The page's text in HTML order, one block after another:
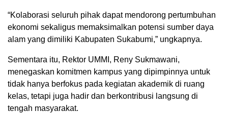
“Kolaborasi seluruh pihak dapat mendorong pertumbuhan
ekonomi sekaligus memaksimalkan potensi sumber daya
alam yang dimiliki Kabupaten Sukabumi,” ungkapnya.
Sementara itu, Rektor UMMI, Reny Sukmawani,
menegaskan komitmen kampus yang dipimpinnya untuk
tidak hanya berfokus pada kegiatan akademik di ruang
kelas, tetapi juga hadir dan berkontribusi langsung di
tengah masyarakat.